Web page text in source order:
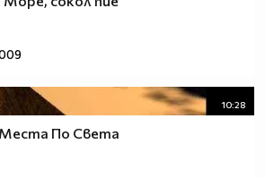
10:28
По Света